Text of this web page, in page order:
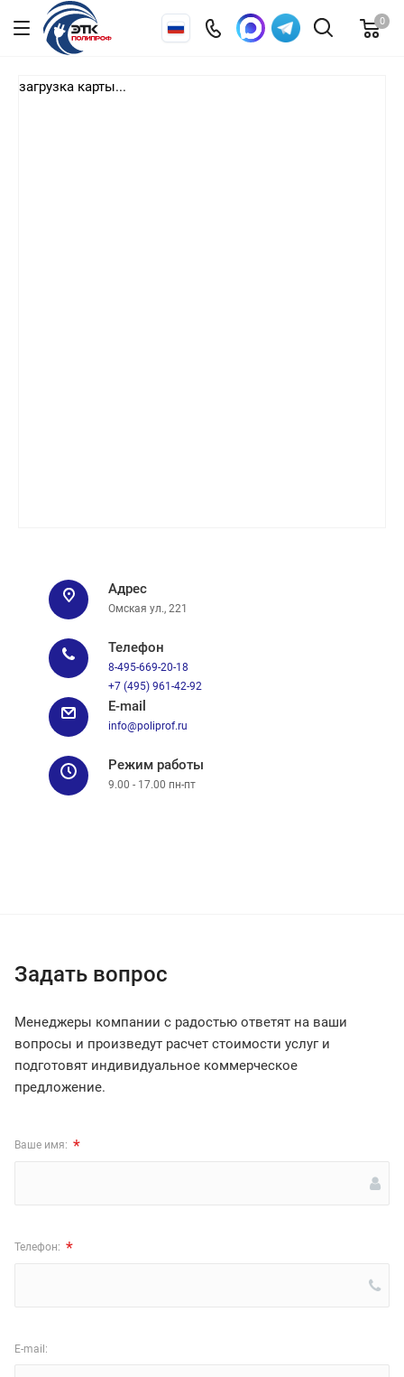
0
загрузка карты...
Адрес
Омская ул., 221
Телефон
8-495-669-20-18
+7 (495) 961-42-92
E-mail
info@poliprof.ru
Режим работы
9.00 - 17.00 пн-пт
Задать вопрос
Менеджеры компании с радостью ответят на ваши
вопросы и произведут расчет стоимости услуг и
подготовят индивидуальное коммерческое
предложение.
Ваше имя: *
Телефон: *
E-mail: